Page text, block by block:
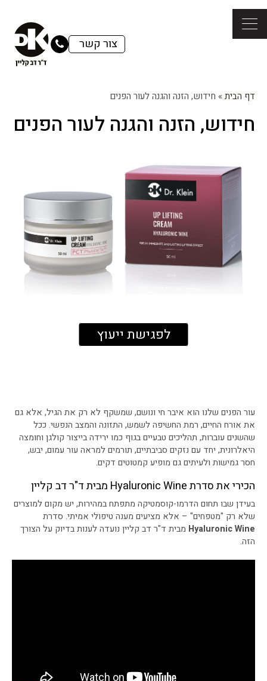
צור קשר
דף הבית » חידוש, הזנה והגנה לעור הפנים
חידוש, הזנה והגנה לעור הפנים
לפגישת ייעוץ
עור הפנים שלנו הוא איבר חי ונושם, שמשקף לא רק את הגיל, אלא גם
את אורח החיים, רמת החשיפה לשמש, התזונה והמצב הנפשי. ככל
שהשנים עוברות, תהליכים טבעיים בגוף כמו ירידה בייצור קולגן וחומצה
היאלרונית, יחד עם נזקים סביבתיים, תורמים למראה עור עמום, יבש,
חסר גמישות ולעיתים גם מופיע קמטוטים דקים.
הכירי את סדרת Hyaluronic Wine מבית ד"ר דב קליין
בעידן שבו תחום הדרמו-קוסמטיקה מתפתח במהירות, יש מקום למוצרים
שלא רק "מטפחים" – אלא מציעים מענה טיפולי אמיתי. סדרת
Hyaluronic Wine מבית ד"ר דב קליין נועדה לענות בדיוק על הצורך
הזה.